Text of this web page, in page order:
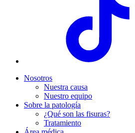
Nosotros
Nuestra causa
Nuestro equipo
Sobre la patología
¿Qué son las fisuras?
Tratamiento